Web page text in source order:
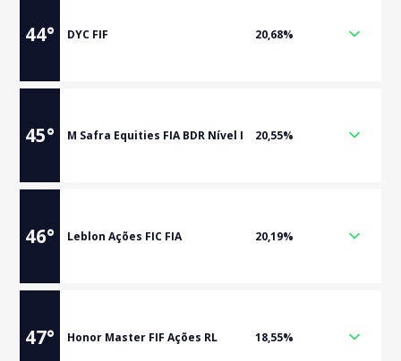
44° DYC FIF 20,68%
45° M Safra Equities FIA BDR Nível I 20,55%
46° Leblon Ações FIC FIA 20,19%
47° Honor Master FIF Ações RL 18,55%